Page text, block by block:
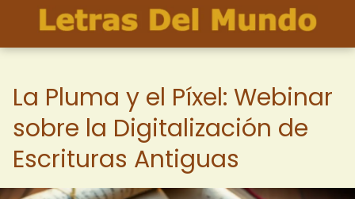
La Pluma y el Píxel: Webinar
sobre la Digitalización de
Escrituras Antiguas